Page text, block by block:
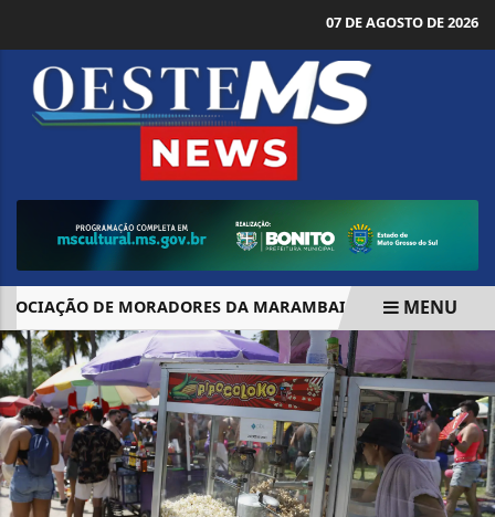
07 DE AGOSTO DE 2026
DE MORADORES DA MARAMBAIA INFLAÇÃO
EM ALTA
MENU